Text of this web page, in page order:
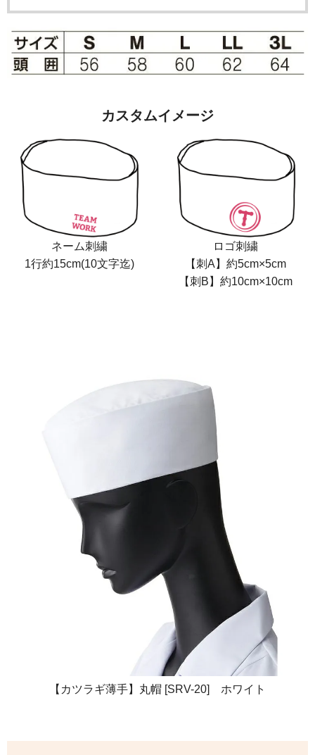
カスタムイメージ
ネーム刺繍
1行約15cm(10文字迄)
ロゴ刺繍
【刺A】約5cm×5cm
【刺B】約10cm×10cm
【カツラギ薄手】丸帽 [SRV-20] ホワイト